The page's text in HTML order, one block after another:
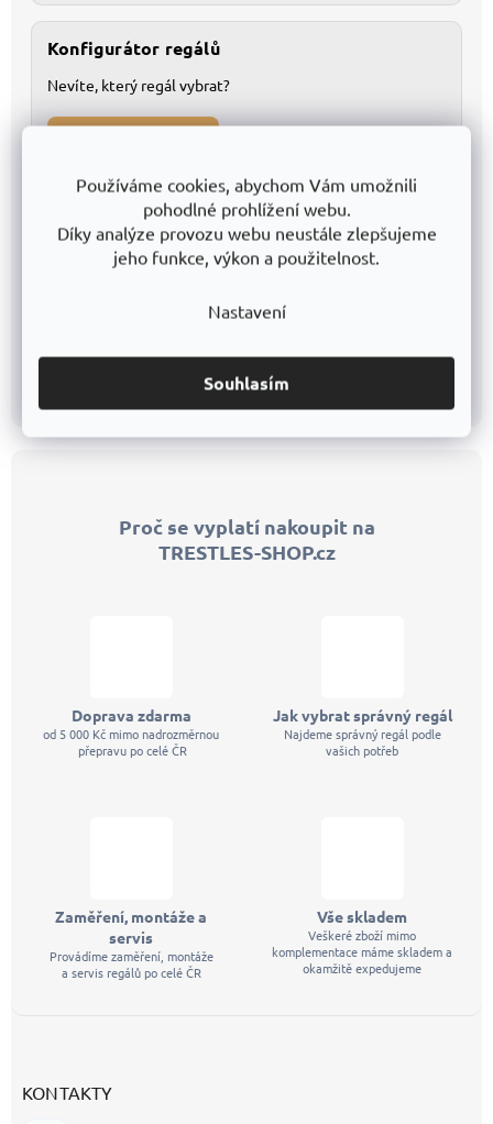
Používáme cookies, abychom Vám umožnili
pohodlné prohlížení webu.
Díky analýze provozu webu neustále zlepšujeme
jeho funkce, výkon a použitelnost.
Nastavení
Souhlasím
Konfigurátor regálů
Nevíte, který regál vybrat?
Tištěný katalog v PDF
Přehledné listování všemi modely
Ideální pro tisk a offline použití
Proč se vyplatí nakoupit na
TRESTLES-SHOP.cz
Doprava zdarma
od 5 000 Kč mimo nadrozměrnou
přepravu po celé ČR
Jak vybrat správný regál
Najdeme správný regál podle
vašich potřeb
Zaměření, montáže a
servis
Provádíme zaměření, montáže
a servis regálů po celé ČR
Vše skladem
Veškeré zboží mimo
komplementace máme skladem a
okamžitě expedujeme
KONTAKTY